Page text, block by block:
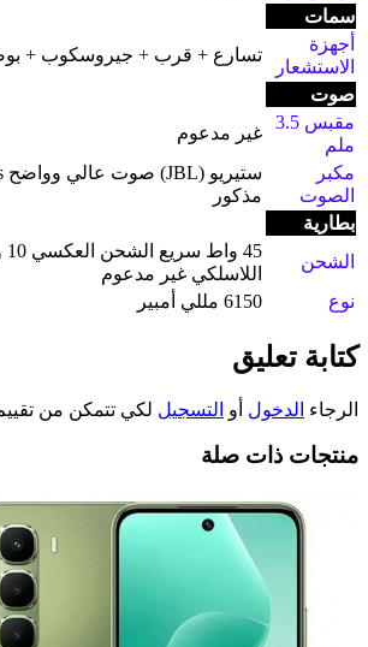
سمات
أجهزة
الاستشعار
تسارع + قرب + جيروسكوب +
صوت
مقبس 3.5
ملم
غير مدعوم
مكبر
الصوت
مذكور
بطارية
الشحن
اللاسلكي غير مدعوم
نوع
6150 مللي أمبير
كتابة تعليق
الرجاء الدخول أو التسجيل لكي تتمكن من
منتجات ذات صلة